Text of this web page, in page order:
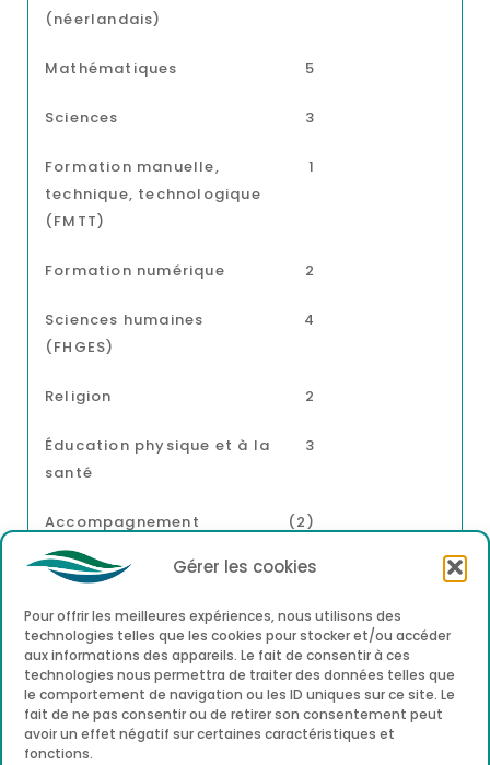
Gérer les cookies
Pour offrir les meilleures expériences, nous utilisons des
technologies telles que les cookies pour stocker et/ou accéder
aux informations des appareils. Le fait de consentir à ces
technologies nous permettra de traiter des données telles que
le comportement de navigation ou les ID uniques sur ce site. Le
fait de ne pas consentir ou de retirer son consentement peut
avoir un effet négatif sur certaines caractéristiques et
fonctions.
(néerlandais)
Mathématiques 5
Sciences 3
Formation manuelle,
technique, technologique
(FMTT)
1
Formation numérique 2
Sciences humaines
(FHGES)
4
Religion 2
Éducation physique et à la
santé
3
Accompagnement
personnalisé (TEA)
(2)
*Grilles sous réserve d’approbation ministérielle –
Modification possible à la rentrée scolaire